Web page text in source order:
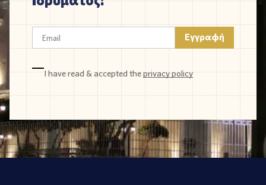
I have read & accepted theprivacy policy